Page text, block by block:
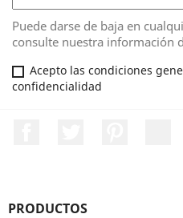
Puede darse de baja en
consulte nuestra información
Acepto las condiciones
confidencialidad
PRODUCTOS